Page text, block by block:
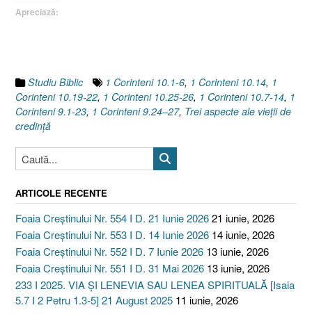
22,
25-
26”
Apreciază:
Studiu Biblic 1 Corinteni 10.1-6, 1 Corinteni 10.14, 1
Corinteni 10.19-22, 1 Corinteni 10.25-26, 1 Corinteni 10.7-14, 1
Corinteni 9.1-23, 1 Corinteni 9.24–27, Trei aspecte ale vieţii de
credinţă
ARTICOLE RECENTE
Foaia Creștinului Nr. 554 I D. 21 Iunie 202621 iunie, 2026
Foaia Creștinului Nr. 553 I D. 14 Iunie 2026 14 iunie, 2026
Foaia Creștinului Nr. 552 I D. 7 Iunie 2026 13 iunie, 2026
Foaia Creștinului Nr. 551 I D. 31 Mai 2026 13 iunie, 2026
233 I 2025. VIA ȘI LENEVIA SAU LENEA SPIRITUALĂ [Isaia
5.7 I 2 Petru 1.3-5] 21 August 2025 11 iunie, 2026